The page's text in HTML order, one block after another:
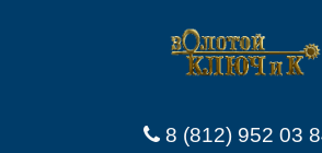
8 (812) 952 03